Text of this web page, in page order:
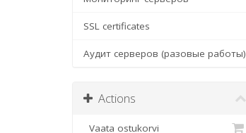
SSL certificates
Аудит серверов (разовые работы)
Actions
Vaata ostukorvi